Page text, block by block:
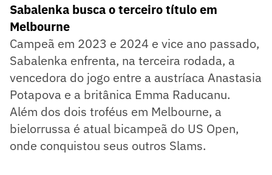
Sabalenka busca o terceiro título em
Melbourne
Campeã em 2023 e 2024 e vice ano passado,
Sabalenka enfrenta, na terceira rodada, a
vencedora do jogo entre a austríaca Anastasia
Potapova e a britânica Emma Raducanu.
Além dos dois troféus em Melbourne, a
bielorrussa é atual bicampeã do US Open,
onde conquistou seus outros Slams.